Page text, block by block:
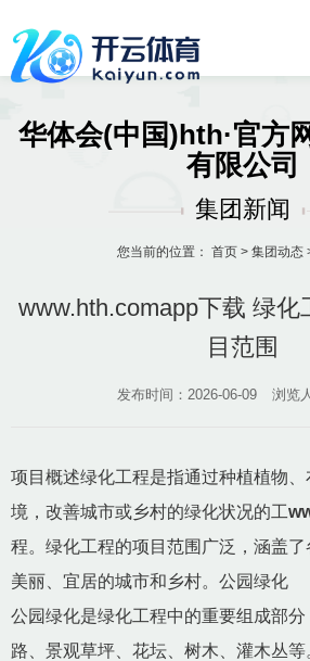
华体会(中国)hth·官方
有限公司
集团新闻
您当前的位置： 首页> 集团动态
www.hth.comapp下载 绿化
目范围
发布时间：2026-06-09 浏览
项目概述绿化工程是指通过种植植物
境，改善城市或乡村的绿化状况的工
程。绿化工程的项目范围广泛，涵盖
美丽、宜居的城市和乡村。公园绿化
公园绿化是绿化工程中的重要组成部
路、景观草坪、花坛、树木、灌木丛